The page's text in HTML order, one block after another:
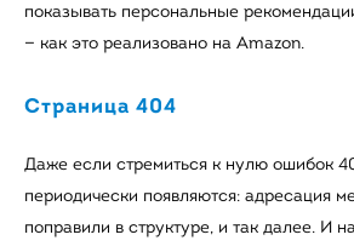
показывать персональные
— как это реализовано на Amazon.
Страница 404
Даже если стремиться к нулю ошибок
периодически появляются: адресация
поправили в структуре, и так далее. И